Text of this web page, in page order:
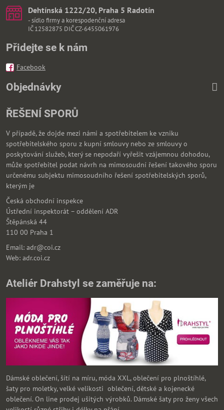
Dehtínská 1222/20, Praha 5 Radotín
- sídlo firmy a korespodenční adresa
IČ 12582875 DIČ CZ-6455061976
Přidejte se k nám
Facebook
Objednávky
ŘEŠENÍ SPORŮ
V případě, že dojde mezi námi a spotřebitelem ke vzniku
spotřebitelského sporu z kupní smlouvy nebo ze smlouvy o
poskytování služeb, který se nepodaří vyřešit vzájemnou dohodou,
může spotřebitel podat návrh na mimosoudní řešení takového sporu
určenému subjektu mimosoudního řešení spotřebitelských sporů,
kterým je
Česká obchodní inspekce
Ústřední inspektorát – oddělení ADR
Štěpánská 44
110 00 Praha 1
Email: adr@coi.cz
Web: adr.coi.cz
Ateliér Drahstyl se zaměřuje na:
Dámské oblečení, šítí na míru, móda XXL, oblečení pro plnoštíhlé,
šaty pro moletky, velké velikosti oblečení, dětské a kojenecké
oblečení. On line prodej ušitých výrobků. Dámské šaty pro ženy všech